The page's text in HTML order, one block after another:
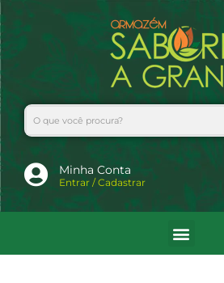
para
o
conteúdo
Search
Minha Conta
Entrar / Cadastrar